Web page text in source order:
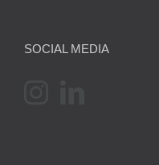
SOCIAL MEDIA